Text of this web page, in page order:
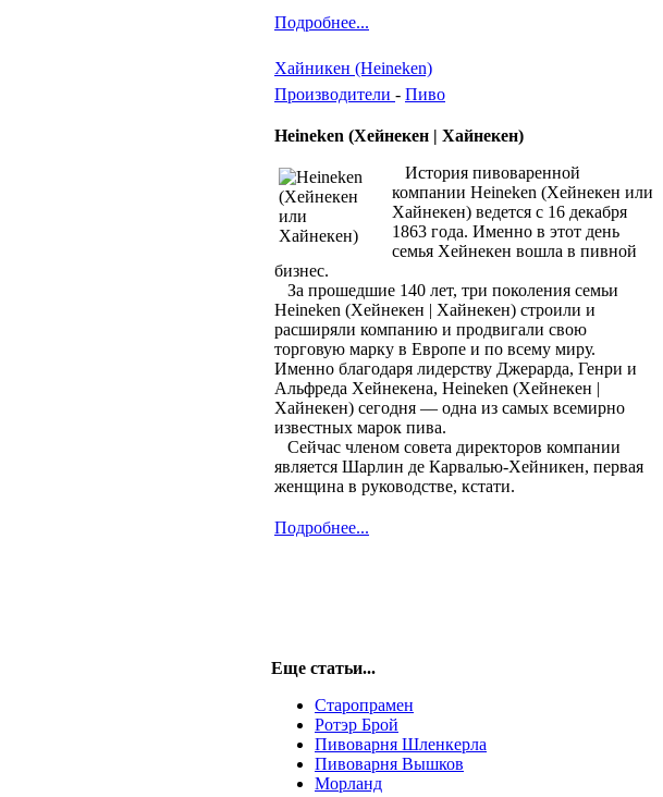
Подробнее...
Хайникен (Heineken)
Производители - Пиво
Heineken (Хейнекен | Хайнекен)
История пивоваренной
компании Heineken (Хейнекен или
Хайнекен) ведется с 16 декабря
1863 года. Именно в этот день
семья Хейнекен вошла в пивной
бизнес.
За прошедшие 140 лет, три поколения семьи
Heineken (Хейнекен | Хайнекен) строили и
расширяли компанию и продвигали свою
торговую марку в Европе и по всему миру.
Именно благодаря лидерству Джерарда, Генри и
Альфреда Хейнекена, Heineken (Хейнекен |
Хайнекен) сегодня — одна из самых всемирно
известных марок пива.
Сейчас членом совета директоров компании
является Шарлин де Карвалью-Хейникен, первая
женщина в руководстве, кстати.
Подробнее...
Еще статьи...
Старопрамен
Ротэр Брой
Пивоварня Шленкерла
Пивоварня Вышков
Морланд